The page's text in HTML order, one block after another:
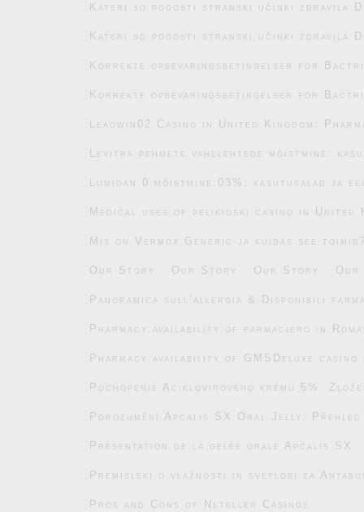
Kateri so pogosti stranski učinki zdravila
Kateri so pogosti stranski učinki zdravila
Korrekte opbevaringsbetingelser for
Korrekte opbevaringsbetingelser for
Leaowin02 Casino in United Kingdom:
Levitra pehmete vahelehtede mõistmine:
Lumigan 0 mõistmine.03%: kasutusalad ja
Medical uses of pelikioski casino in United
Mis on Vermox Generic ja kuidas see
Our Story Our Story Our Story Our
Panoramica sull’allergia & Disponibili
Pharmacy availability of farmaciero in
Pharmacy availability of GMSDeluxe
Pochopenie Aciklovirového krému 5%:
Porozumění Apcalis SX Oral Jelly: Přehled
Présentation de la gelée orale Apcalis SX
Premisleki o vlažnosti in svetlobi za
Pros and Cons of Neteller Casinos